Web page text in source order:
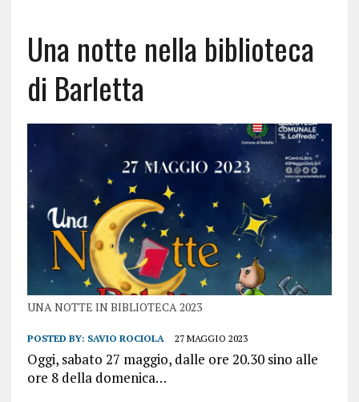
Una notte nella biblioteca
di Barletta
UNA NOTTE IN BIBLIOTECA 2023
POSTED BY: SAVIO ROCIOLA 27 MAGGIO 2023
Oggi, sabato 27 maggio, dalle ore 20.30 sino alle
ore 8 della domenica…